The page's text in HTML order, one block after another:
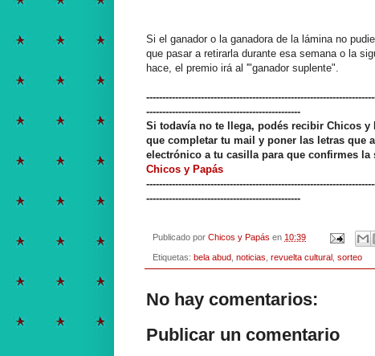
Si el ganador o la ganadora de la lámina no
que pasar a retirarla durante esa semana o la
hace, el premio irá al '"ganador suplente".
------------------------------------------------
Si todavía no te llega, podés recibir Chicos y
que completar tu mail y poner las letras que
electrónico a tu casilla para que confirmes
Chicos y Papás
------------------------------------------------
Publicado por Chicos y Papás en 10:39
Etiquetas: bela abud noticias revuelta cultural sorteo
No hay comentarios:
Publicar un comentario